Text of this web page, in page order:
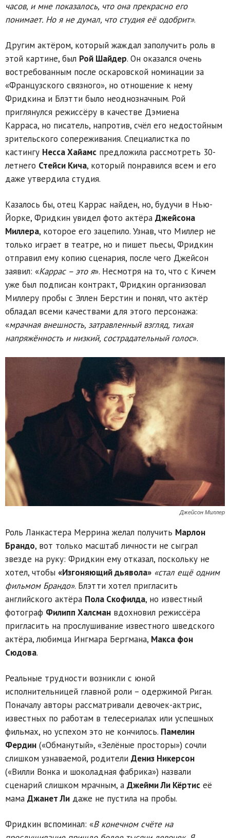
часов, и мне показалось, что она прекрасно его
понимает. Но я не думал, что студия её одобрит».
Другим актёром, который жаждал заполучить роль в
этой картине, был Рой Шайдер. Он оказался очень
востребованным после оскаровской номинации за
«Французского связного», но отношение к нему
Фридкина и Блэтти было неоднозначным. Рой
приглянулся режиссёру в качестве Дэмиена
Карраса, но писатель, напротив, счёл его недостойным
зрительского сопереживания. Специалистка по
кастингу Несса Хайамс предложила рассмотреть 30-
летнего Стейси Кича, который понравился всем и его
даже утвердила студия.
Казалось бы, отец Каррас найден, но, будучи в Нью-
Йорке, Фридкин увидел фото актёра Джейсона
Миллера, которое его зацепило. Узнав, что Миллер не
только играет в театре, но и пишет пьесы, Фридкин
отправил ему копию сценария, после чего Джейсон
заявил: «Каррас – это я». Несмотря на то, что с Кичем
уже был подписан контракт, Фридкин организовал
Миллеру пробы с Эллен Берстин и понял, что актёр
обладал всеми качествами для этого персонажа:
«мрачная внешность, затравленный взгляд, тихая
напряжённость и низкий, сострадательный голос».
Джейсон Миллер
Роль Ланкастера Меррина желал получить Марлон
Брандо, вот только масштаб личности не сыграл
звезде на руку: Фридкин ему отказал, поскольку не
хотел, чтобы «Изгоняющий дьявола» «стал ещё одним
фильмом Брандо». Блэтти хотел пригласить
английского актёра Пола Скофилда, но известный
фотограф Филипп Халсман вдохновил режиссёра
пригласить на прослушивание известного шведского
актёра, любимца Ингмара Бергмана, Макса фон
Сюдова.
Реальные трудности возникли с юной
исполнительницей главной роли – одержимой Риган.
Поначалу авторы рассматривали девочек-актрис,
известных по работам в телесериалах или успешных
фильмах, но успехом это не кончилось. Памелин
Фердин («Обманутый», «Зелёные просторы») сочли
слишком узнаваемой, родители Дениз Никерсон
(«Вилли Вонка и шоколадная фабрика») назвали
сценарий слишком мрачным, а Джейми Ли Кёртис её
мама Джанет Ли даже не пустила на пробы.
Фридкин вспоминал: «В конечном счёте на